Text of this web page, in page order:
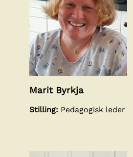
Marit Byrkja
Stilling: Pedagogisk leder